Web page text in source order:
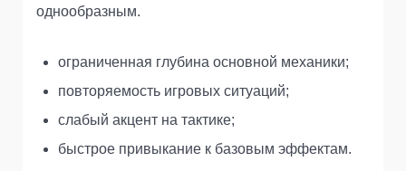
однообразным.
ограниченная глубина основной механики;
повторяемость игровых ситуаций;
слабый акцент на тактике;
быстрое привыкание к базовым эффектам.